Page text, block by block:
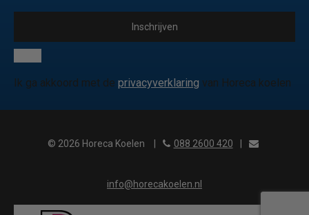
Inschrijven
Ik ga akkoord met de privacyverklaring van Horeca koelen
© 2026 Horeca Koelen 088 2600 420
info@horecakoelen.nl